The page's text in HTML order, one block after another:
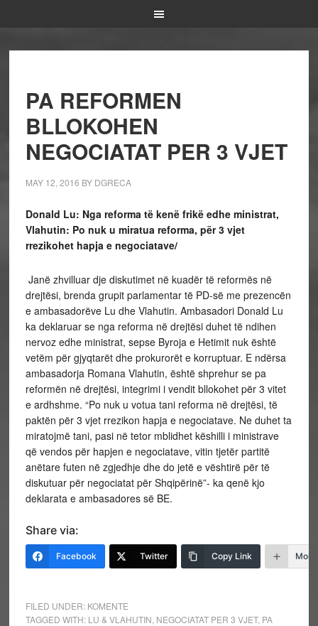
PA REFORMEN
BLLOKOHEN
NEGOCIATAT PER 3 VJET
MAY 12, 2016 BY DGRECA
Donald Lu: Nga reforma të kenë frikë edhe ministrat,
Vlahutin: Po nuk u miratua reforma, për 3 vjet
rrezikohet hapja e negociatave/
Janë zhvilluar dje diskutimet në kuadër të reformës në
drejtësi, brenda grupit parlamentar të PD-së me prezencën
e ambasadorëve Lu dhe Vlahutin. Ambasadori Donald Lu
ka deklaruar se nga reforma në drejtësi duhet të ndihen
nervoz edhe ministrat, sepse Byroja e Hetimit nuk është
vetëm për gjyqtarët dhe prokurorët e korruptuar. E ndërsa
ambasadorja Romana Vlahutin, është shprehur se pa
reformën në drejtësi, integrimi i vendit bllokohet për 3 vitet
e ardhshme. “Po nuk u votua tani reforma në drejtësi, të
paktën për 3 vjet rrezikon hapja e negociatave. Ne duhet ta
miratojmë tani, pasi në tetor mblidhet këshilli i ministrave
që vendos për hapjen e negociatave, vitin tjetër partitë
anëtare futen në zgjedhje dhe do jetë e vështirë për të
diskutuar për negociatat për Shqipërinë”- ka qenë kjo
deklarata e ambasadores së BE.
Share via:
Facebook Twitter Copy Link More
FILED UNDER: KOMENTE
TAGGED WITH: LU & VLAHUTIN NEGOCIATAT PER 3 VJET, PA